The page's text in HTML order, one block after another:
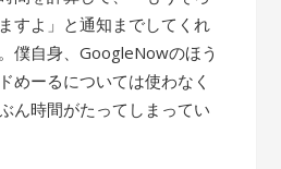
すよ」と通知までしてくれ
僕自身、GoogleNowのほう
めーるについては使わなく
ん時間がたってしまってい